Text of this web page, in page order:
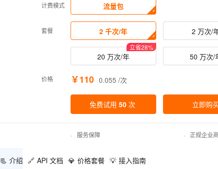
计费模式 流量包
套餐 2 千次/年 2 万次/
20 万次/年
立省28%
50 万次/
价格 ￥110 0.055 /次
免费试用 50 次 立即购
· 服务保障 · 正规企业
📃 介绍 🔗 API 文档 💎 价格套餐 💡 接入指南